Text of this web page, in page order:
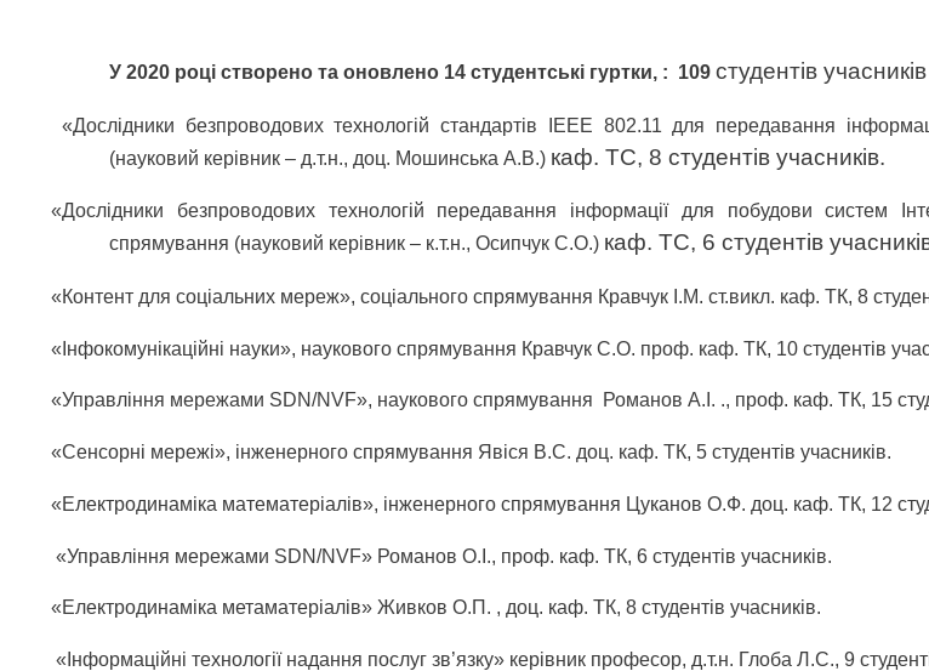
У 2020 році створено та оновлено 14 студентські гуртки, : 109 студентів учасників
«Дослідники безпроводових технологій стандартів IEEE 802.11 для передавання
(науковий керівник – д.т.н., доц. Мошинська А.В.) каф. ТС, 8 студентів учасників.
«Дослідники безпроводових технологій передавання інформації для побудови систем
спрямування (науковий керівник – к.т.н., Осипчук С.О.) каф. ТС, 6 студентів
«Контент для соціальних мереж», соціального спрямування Кравчук І.М. ст.викл. каф. ТК, 8
«Інфокомунікаційні науки», наукового спрямування Кравчук С.О. проф. каф. ТК, 10 студентів
«Управління мережами SDN/NVF», наукового спрямування Романов А.І. ., проф. каф. ТК, 15
«Сенсорні мережі», інженерного спрямування Явіся В.С. доц. каф. ТК, 5 студентів учасників.
«Електродинаміка математеріалів», інженерного спрямування Цуканов О.Ф. доц. каф. ТК, 12
«Управління мережами SDN/NVF» Романов О.І., проф. каф. ТК, 6 студентів учасників.
«Електродинаміка метаматеріалів» Живков О.П. , доц. каф. ТК, 8 студентів учасників.
«Інформаційні технології надання послуг зв’язку» керівник професор, д.т.н. Глоба Л.С., 9